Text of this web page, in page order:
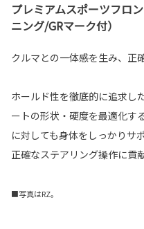
プレミアムスポーツフロ
ニング/GRマーク付）
クルマとの一体感を生み、正
ホールド性を徹底的に追求し
ートの形状・硬度を最適化す
に対しても身体をしっかりサ
正確なステアリング操作に貢
■写真はRZ。